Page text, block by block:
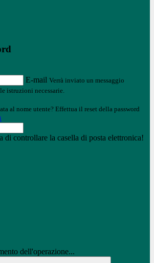
E-mail Verrà inviato un messaggio
istruzioni necessarie.
al nome utente? Effettua il reset della password
di controllare la casella di posta elettronica!
dell'operazione...